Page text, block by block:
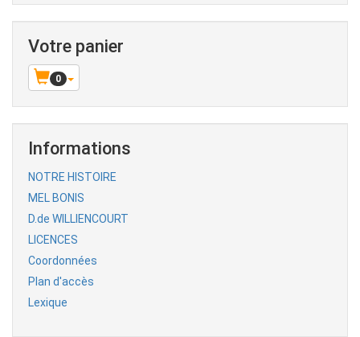
Votre panier
0
Informations
NOTRE HISTOIRE
MEL BONIS
D.de WILLIENCOURT
LICENCES
Coordonnées
Plan d'accès
Lexique